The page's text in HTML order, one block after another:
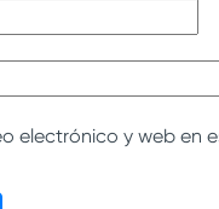
electrónico y web en